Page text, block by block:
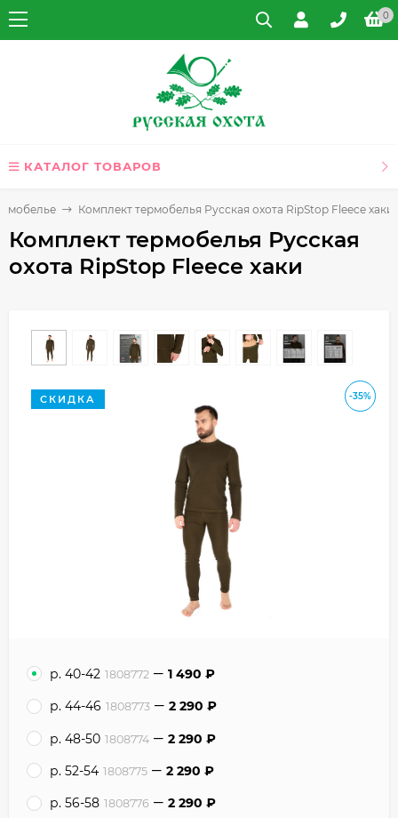
0
КАТАЛОГ ТОВАРОВ
Комплект термобелья Русская охота RipStop Fleece хаки
Комплект термобелья Русская
охота RipStop Fleece хаки
-35%
СКИДКА
р. 40-42 1808772 1 490 ₽
р. 44-46 1808773 2 290 ₽
р. 48-50 1808774 2 290 ₽
р. 52-54 1808775 2 290 ₽
р. 56-58 1808776 2 290 ₽